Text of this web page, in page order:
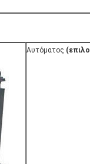
Αυτόματος